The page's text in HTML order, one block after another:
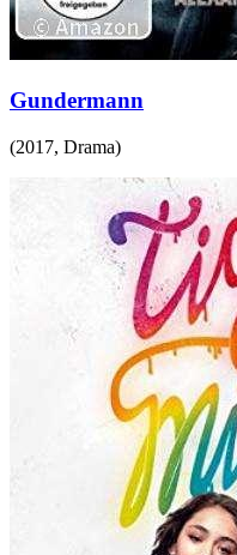
Gundermann
(2017, Drama)